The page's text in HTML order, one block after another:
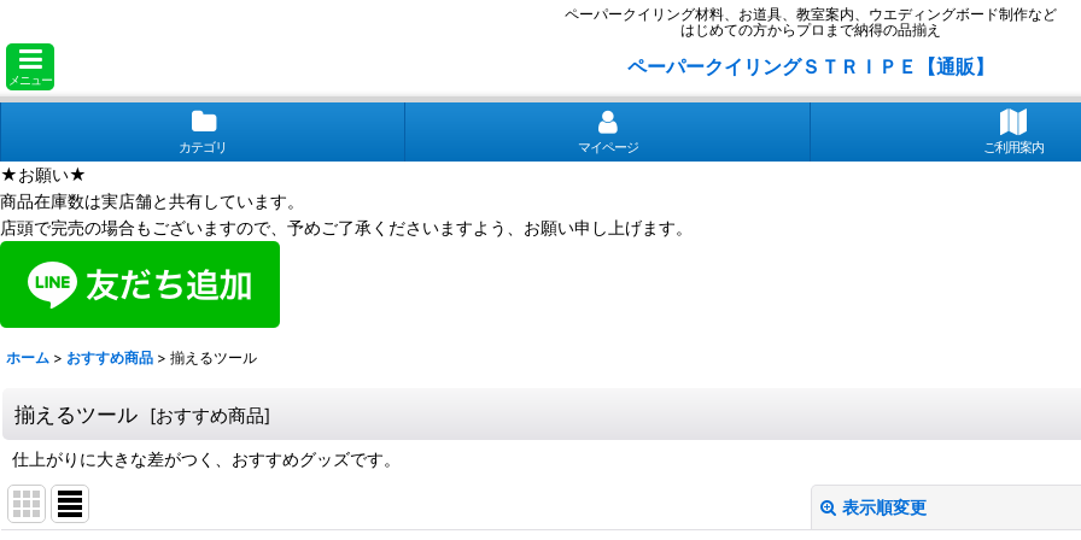
ペーパークイリング材料、お道具、教室案内、ウエディングボード制作など
はじめての方からプロまで納得の品揃え
メニュー
ペーパークイリングＳＴＲＩＰＥ【通販】
カテゴリ マイページ ご利用案内
★お願い★
商品在庫数は実店舗と共有しています。
店頭で完売の場合もございますので、予めご了承くださいますよう、お願い申し上げます。
ホーム > おすすめ商品 > 揃えるツール
揃えるツール [おすすめ商品]
仕上がりに大きな差がつく、おすすめグッズです。
表示順変更